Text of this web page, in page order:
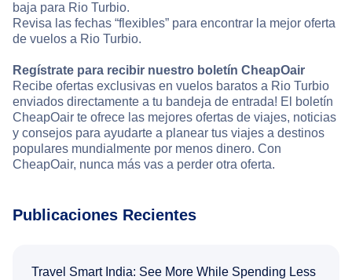
baja para Rio Turbio.
Revisa las fechas “flexibles” para encontrar la mejor oferta
de vuelos a Rio Turbio.
Regístrate para recibir nuestro boletín CheapOair
Recibe ofertas exclusivas en vuelos baratos a Rio Turbio
enviados directamente a tu bandeja de entrada! El boletín
CheapOair te ofrece las mejores ofertas de viajes, noticias
y consejos para ayudarte a planear tus viajes a destinos
populares mundialmente por menos dinero. Con
CheapOair, nunca más vas a perder otra oferta.
Publicaciones Recientes
Travel Smart India: See More While Spending Less